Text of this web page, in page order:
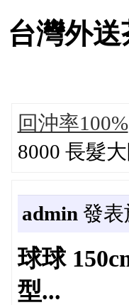
台灣外
回沖率100%
8000 長髮
admin 發表
球球
型...